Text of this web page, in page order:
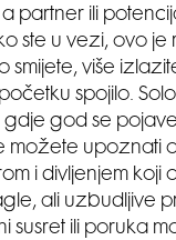
partner ili
ste u vezi, ovo
smijete, više
spojilo.
god se
možete upoznati
i divljenjem koji
ali uzbudljive
susret ili poruka